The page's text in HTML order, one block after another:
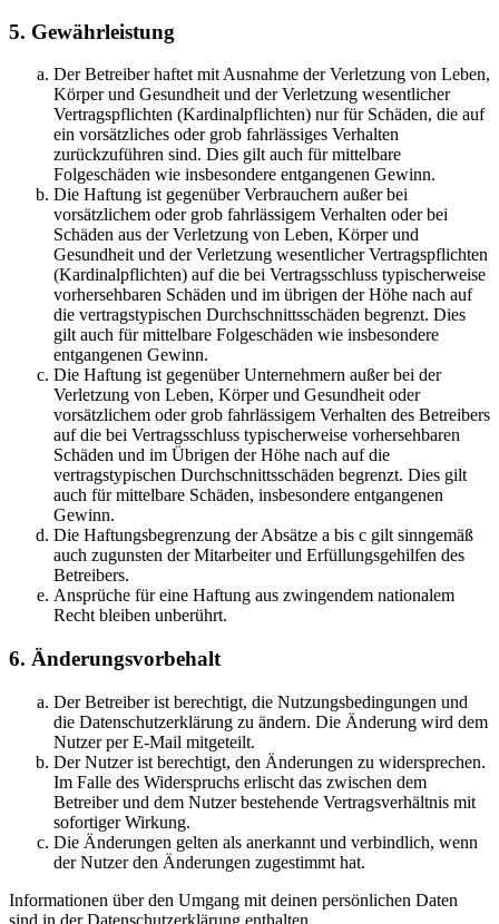
5. Gewährleistung
Der Betreiber haftet mit Ausnahme der Verletzung von Leben,
Körper und Gesundheit und der Verletzung wesentlicher
Vertragspflichten (Kardinalpflichten) nur für Schäden, die auf
ein vorsätzliches oder grob fahrlässiges Verhalten
zurückzuführen sind. Dies gilt auch für mittelbare
Folgeschäden wie insbesondere entgangenen Gewinn.
Die Haftung ist gegenüber Verbrauchern außer bei
vorsätzlichem oder grob fahrlässigem Verhalten oder bei
Schäden aus der Verletzung von Leben, Körper und
Gesundheit und der Verletzung wesentlicher Vertragspflichten
(Kardinalpflichten) auf die bei Vertragsschluss typischerweise
vorhersehbaren Schäden und im übrigen der Höhe nach auf
die vertragstypischen Durchschnittsschäden begrenzt. Dies
gilt auch für mittelbare Folgeschäden wie insbesondere
entgangenen Gewinn.
Die Haftung ist gegenüber Unternehmern außer bei der
Verletzung von Leben, Körper und Gesundheit oder
vorsätzlichem oder grob fahrlässigem Verhalten des Betreibers
auf die bei Vertragsschluss typischerweise vorhersehbaren
Schäden und im Übrigen der Höhe nach auf die
vertragstypischen Durchschnittsschäden begrenzt. Dies gilt
auch für mittelbare Schäden, insbesondere entgangenen
Gewinn.
Die Haftungsbegrenzung der Absätze a bis c gilt sinngemäß
auch zugunsten der Mitarbeiter und Erfüllungsgehilfen des
Betreibers.
Ansprüche für eine Haftung aus zwingendem nationalem
Recht bleiben unberührt.
6. Änderungsvorbehalt
Der Betreiber ist berechtigt, die Nutzungsbedingungen und
die Datenschutzerklärung zu ändern. Die Änderung wird dem
Nutzer per E-Mail mitgeteilt.
Der Nutzer ist berechtigt, den Änderungen zu widersprechen.
Im Falle des Widerspruchs erlischt das zwischen dem
Betreiber und dem Nutzer bestehende Vertragsverhältnis mit
sofortiger Wirkung.
Die Änderungen gelten als anerkannt und verbindlich, wenn
der Nutzer den Änderungen zugestimmt hat.
Informationen über den Umgang mit deinen persönlichen Daten
sind in der Datenschutzerklärung enthalten.